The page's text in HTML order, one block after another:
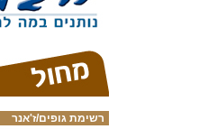
רשימת גופים/ז'אנר